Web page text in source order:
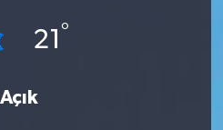
21°
Açık